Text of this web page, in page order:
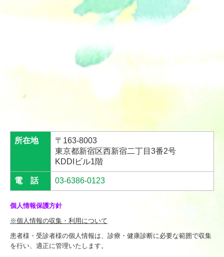
所在地
〒163-8003
東京都新宿区西新宿二丁目3番2号
KDDIビル1階
電 話 03-6386-0123
個人情報保護方針
※個人情報の収集・利用について
患者様・受診者様の個人情報は、診療・健康診断に必要な範囲で収集
を行い、適正に管理いたします。